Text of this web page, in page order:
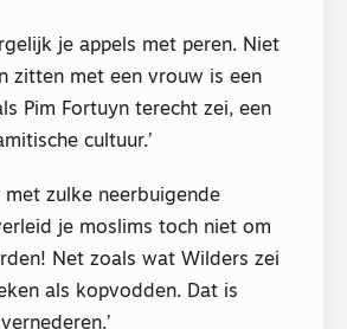
je appels met peren. Niet
zitten met een vrouw is een
Pim Fortuyn terecht zei, een
cultuur.’
met zulke neerbuigende
je moslims toch niet om
Net zoals wat Wilders zei
als kopvodden. Dat is